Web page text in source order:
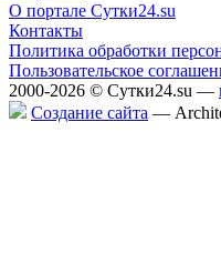
О портале Сутки24.su
Контакты
Политика обработки
Пользовательское
2000-2026 © Сутки24.su —
Создание сайта —